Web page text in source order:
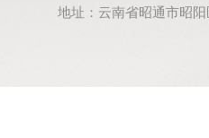
地址：云南省昭通市昭